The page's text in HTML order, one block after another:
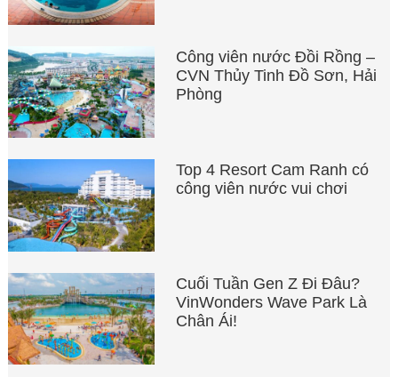
Công viên nước Đồi Rồng –
CVN Thủy Tinh Đồ Sơn, Hải
Phòng
Top 4 Resort Cam Ranh có
công viên nước vui chơi
Cuối Tuần Gen Z Đi Đâu?
VinWonders Wave Park Là
Chân Ái!